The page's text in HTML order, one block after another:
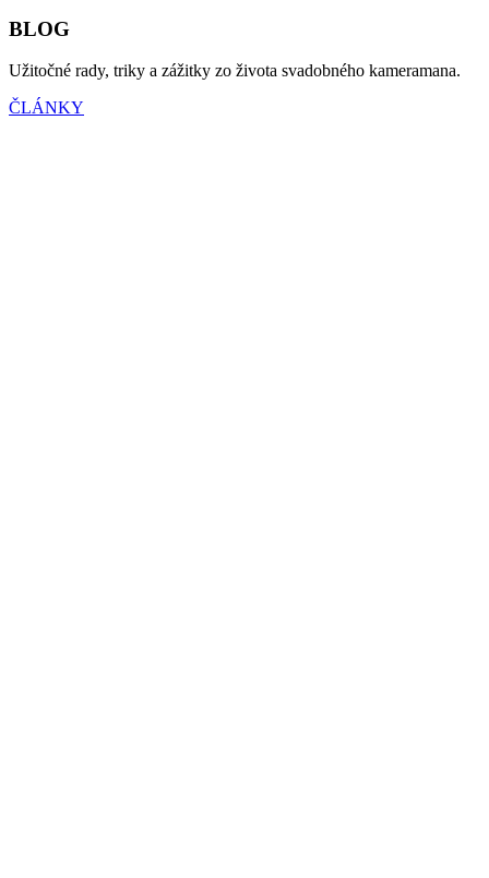
BLOG
Užitočné rady, triky a zážitky zo života svadobného kameramana.
ČLÁNKY